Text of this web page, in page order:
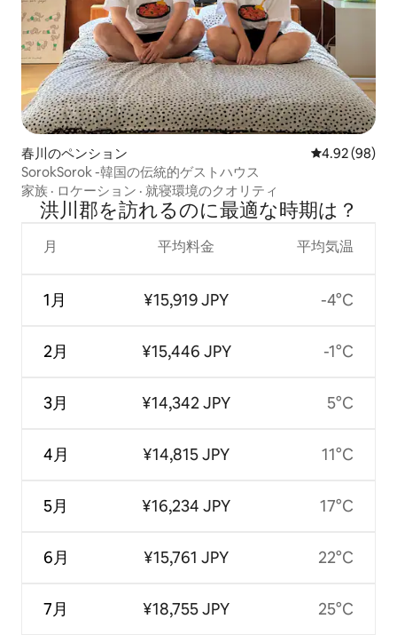
春川のペンション レビュー98
4.92 (98)
SorokSorok -韓国の伝統的ゲストハウス
家族 · ロケーション · 就寝環境のクオリティ
洪川郡を訪⁠れ⁠るの⁠に最⁠適⁠な時⁠期⁠は⁠？
月
1月
2月
3月
4月
5月
6月
7月
平均料金
¥15,919 JPY
¥15,446 JPY
¥14,342 JPY
¥14,815 JPY
¥16,234 JPY
¥15,761 JPY
¥18,755 JPY
平均気温
-4°C
-1°C
5°C
11°C
17°C
22°C
25°C